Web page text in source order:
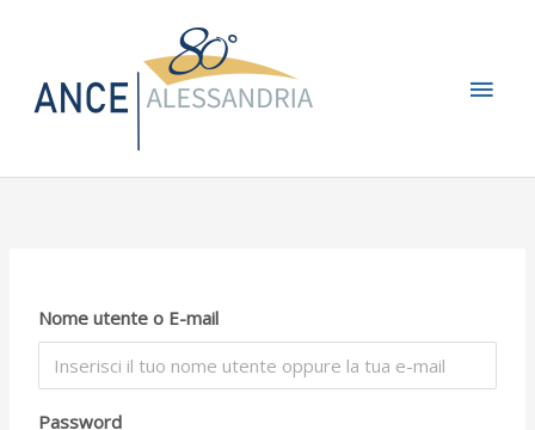
Nome utente o E-mail
Password